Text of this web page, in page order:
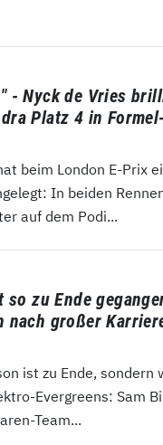
- Nyck de Vries
Platz 4 in
beim London E-Prix
In beiden
auf dem Podi...
zu Ende
nach großer
ist zu Ende, sondern
Evergreens: Sam
Team...